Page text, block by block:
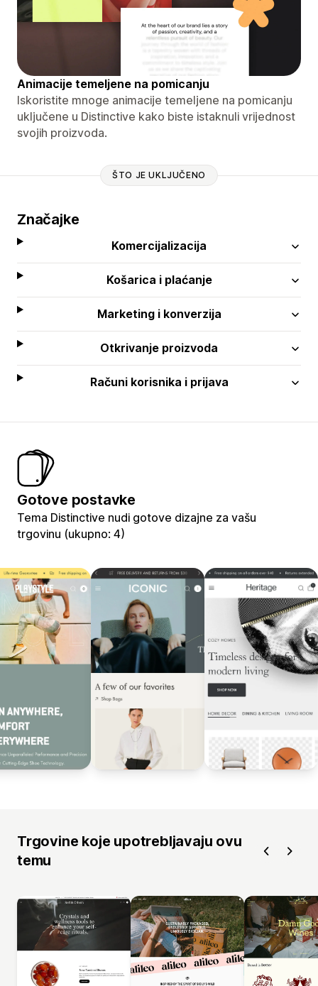
Animacije temeljene na pomicanju
Iskoristite mnoge animacije temeljene na pomicanju
uključene u Distinctive kako biste istaknuli vrijednost
svojih proizvoda.
ŠTO JE UKLJUČENO
Značajke
Komercijalizacija
Košarica i plaćanje
Marketing i konverzija
Otkrivanje proizvoda
Računi korisnika i prijava
Gotove postavke
Tema Distinctive nudi gotove dizajne za vašu
trgovinu (ukupno: 4)
Trgovine koje upotrebljavaju ovu
temu